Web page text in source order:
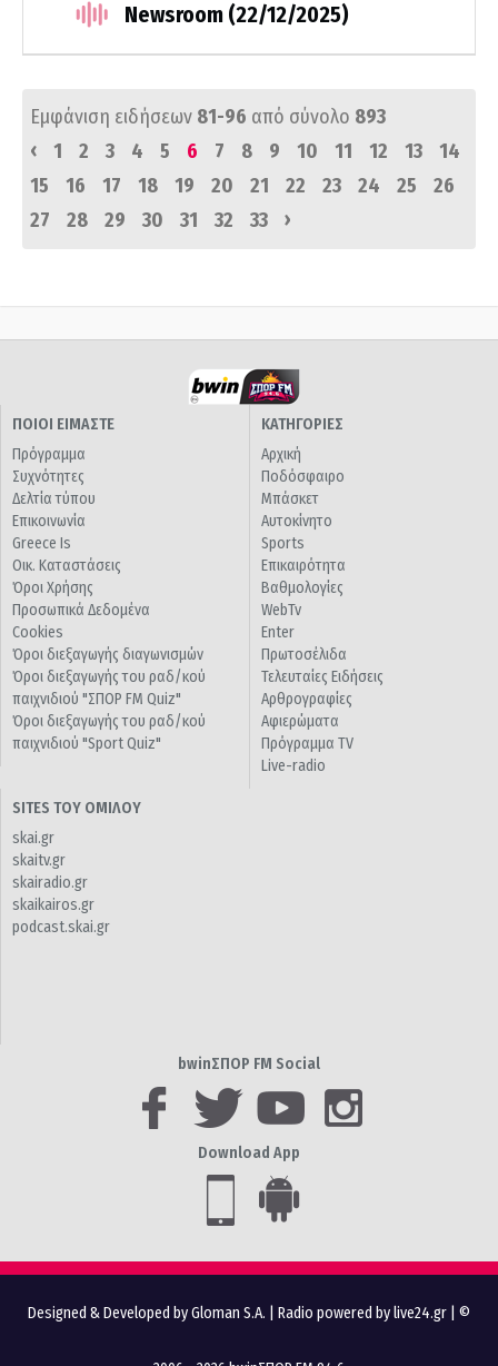
Newsroom (22/12/2025)
Εμφάνιση ειδήσεων 81-96 από σύνολο 893
‹
1 2 3 4 5 6 7 8 9 10 11 12 13
14
15
16 17 18 19 20 21 22 23 24 25
26
27
28 29 30 31 32 33 ›
ΠΟΙΟΙ ΕΙΜΑΣΤΕ
Πρόγραμμα
Συχνότητες
Δελτία τύπου
Επικοινωνία
Greece Is
Οικ. Καταστάσεις
Όροι Χρήσης
Προσωπικά Δεδομένα
Cookies
Όροι διεξαγωγής διαγωνισμών
Όροι διεξαγωγής του ραδ/κού
παιχνιδιού "ΣΠΟΡ FM Quiz"
Όροι διεξαγωγής του ραδ/κού
παιχνιδιού "Sport Quiz"
ΚΑΤΗΓΟΡΙΕΣ
Αρχική
Ποδόσφαιρο
Μπάσκετ
Αυτοκίνητο
Sports
Επικαιρότητα
Βαθμολογίες
WebTv
Enter
Πρωτοσέλιδα
Τελευταίες Ειδήσεις
Αρθρογραφίες
Αφιερώματα
Πρόγραμμα TV
Live-radio
SITES ΤΟΥ ΟΜΙΛΟΥ
skai.gr
skaitv.gr
skairadio.gr
skaikairos.gr
podcast.skai.gr
bwinΣΠΟΡ FM Social
Download App
Designed & Developed by Gloman S.A. Radio powered by live24.gr | ©